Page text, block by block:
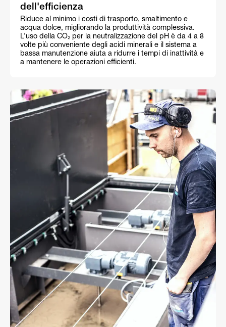
dell'efficienza
Riduce al minimo i costi di trasporto, smaltimento e
acqua dolce, migliorando la produttività complessiva.
L’uso della CO₂ per la neutralizzazione del pH è da 4 a 8
volte più conveniente degli acidi minerali e il sistema a
bassa manutenzione aiuta a ridurre i tempi di inattività e
a mantenere le operazioni efficienti.